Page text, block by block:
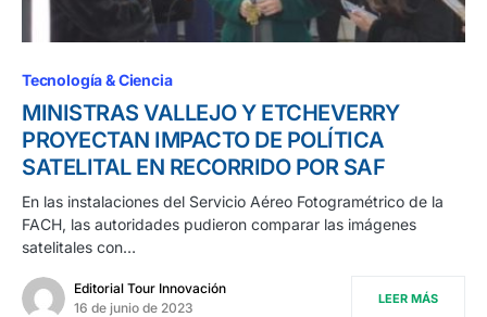
Tecnología & Ciencia
MINISTRAS VALLEJO Y ETCHEVERRY
PROYECTAN IMPACTO DE POLÍTICA
SATELITAL EN RECORRIDO POR SAF
En las instalaciones del Servicio Aéreo Fotogramétrico de la
FACH, las autoridades pudieron comparar las imágenes
satelitales con…
Editorial Tour Innovación
16 de junio de 2023
LEER MÁS